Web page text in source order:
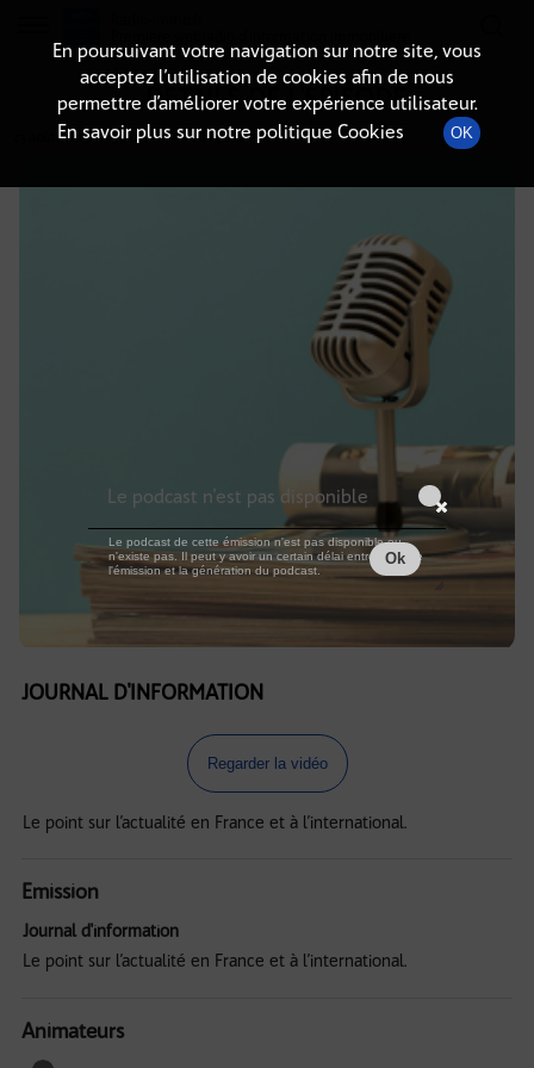
DÉTAILS DE L'ÉPISODE
23 août 2021à 5h59, durée : Invalid date
JOURNAL D'INFORMATION
Regarder la vidéo
Le point sur l’actualité en France et à l’international.
Emission
Journal d'information
Le point sur l’actualité en France et à l’international.
Animateurs
En poursuivant votre navigation sur notre site, vous
acceptez l’utilisation de cookies afin de nous
permettre d’améliorer votre expérience utilisateur.
En savoir plus sur notre politique Cookies
OK
Le podcast n'est pas disponible
Le podcast de cette émission n'est pas disponible ou
n'existe pas. Il peut y avoir un certain délai entre la fin de
l'émission et la génération du podcast.
Ok